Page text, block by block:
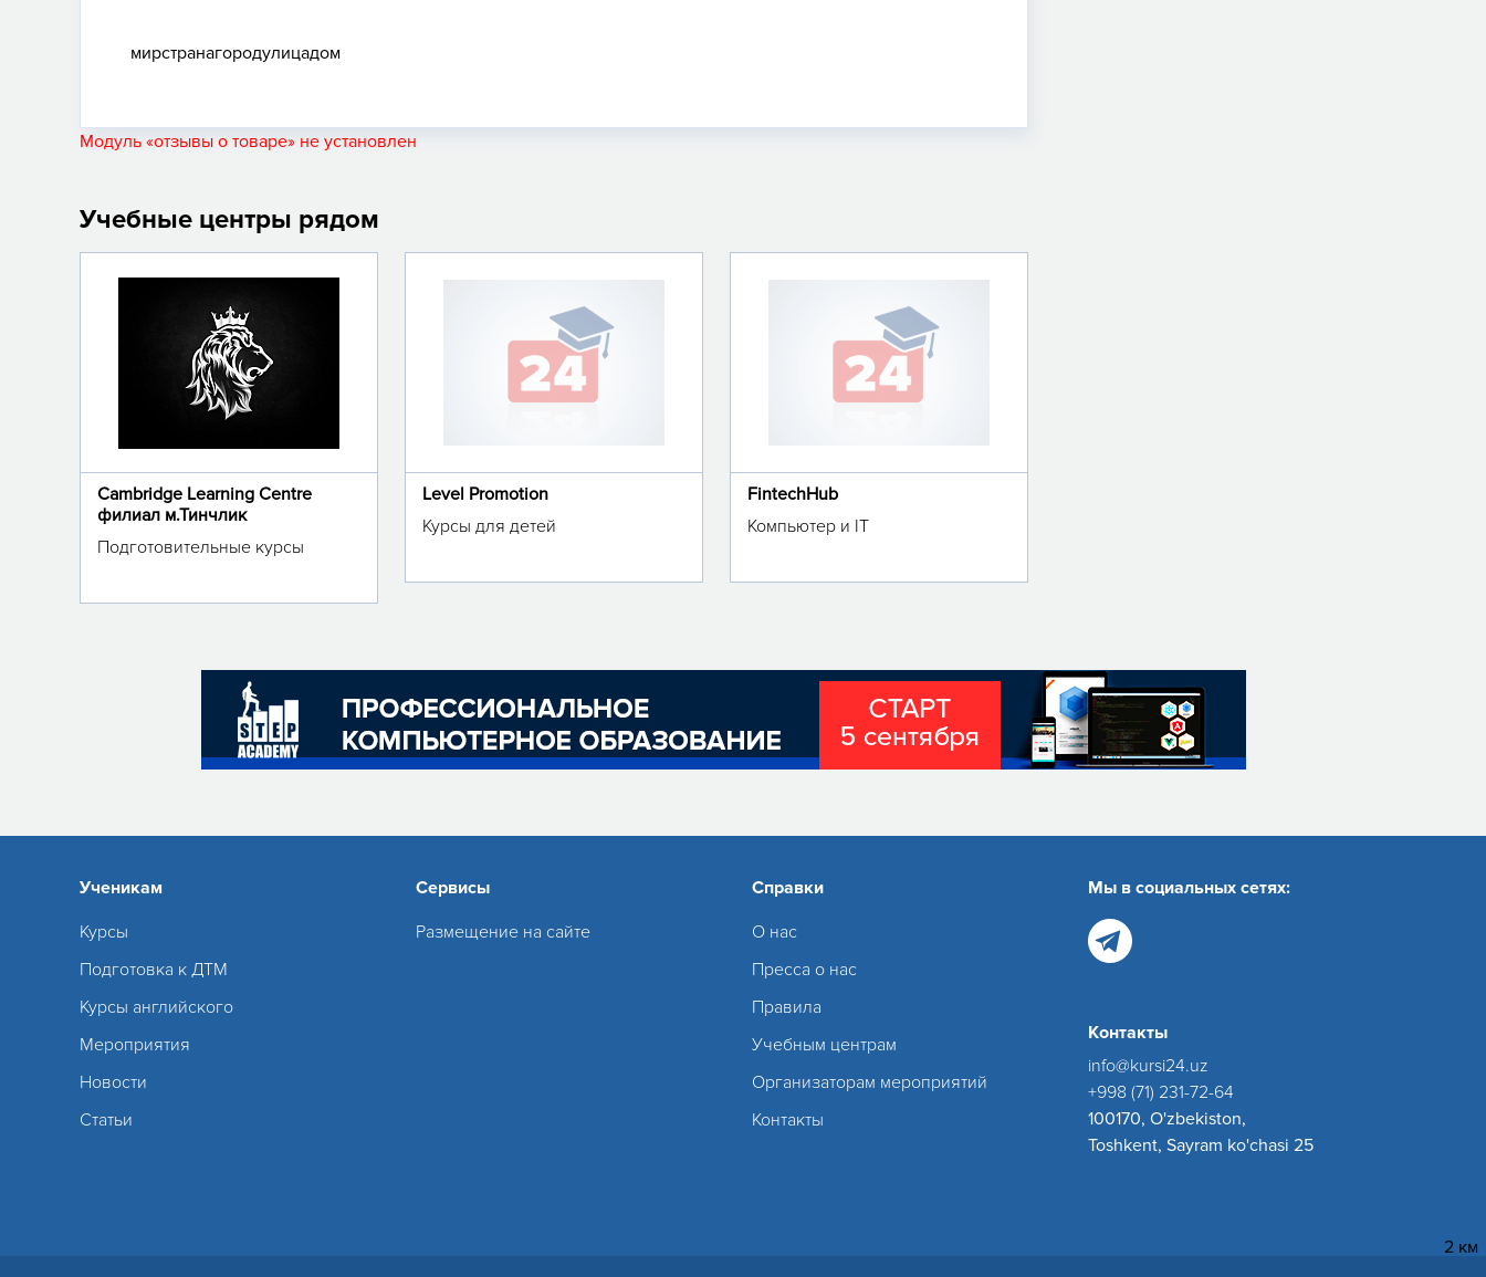
мирстранагородулицадом
2 км
Модуль «отзывы о товаре» не установлен
Учебные центры рядом
Cambridge Learning Centre
филиал м.Тинчлик
Подготовительные курсы
Level Promotion
Курсы для детей
FintechHub
Компьютер и IT
Ученикам
Курсы
Подготовка к ДТМ
Курсы английского
Мероприятия
Новости
Статьи
Сервисы
Размещение на сайте
Справки
О нас
Пресса о нас
Правила
Учебным центрам
Организаторам мероприятий
Контакты
Мы в социальных сетях:
Контакты
info@kursi24.uz
+998 (71) 231-72-64
100170, O'zbekiston,
Toshkent, Sayram ko'chasi 25